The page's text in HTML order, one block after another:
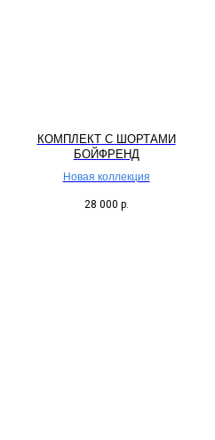
КОМПЛЕКТ С ШОРТАМИ
БОЙФРЕНД
Новая коллекция
28 000 р.